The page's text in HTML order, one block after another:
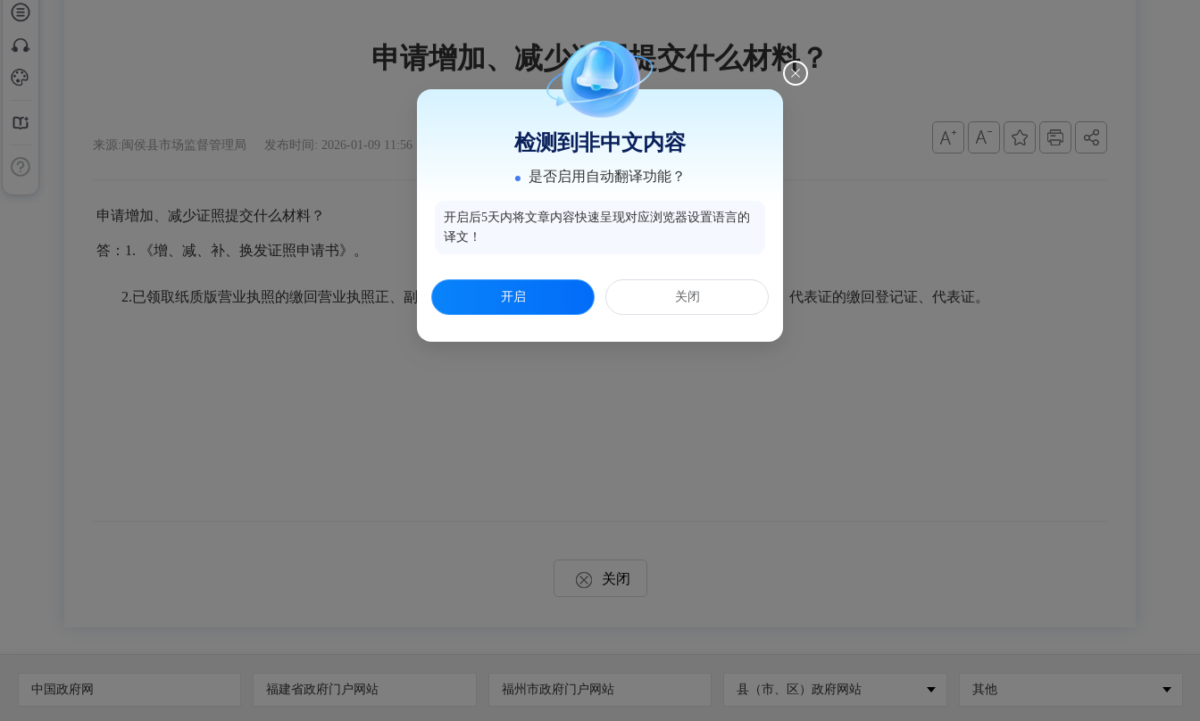
申请增加、减少证照提交什么材料？
来源:闽侯县市场监督管理局 发布时间: 2026-01-09 11:56
申请增加、减少证照提交什么材料？
答： 1. 《增、减、补、换发证照申请书》。
2.已领取纸质版营业执照的缴回营业执照正、副本；已 纸质版 外国（地区）企业常驻代表机构登记证、 代表证的缴回登记证、 代表证。
关闭
中国政府网 福建省政府门户网站 福州市政府门户网站 县（市、区）政府网站 其他
检测到非中文内容
是否启用自动翻译功能？
开启后5天内将文章内容快速呈现对应浏览器设置语言的
译文！
开启 关闭